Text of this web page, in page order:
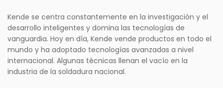
Kende se centra constantemente en la investigación y el
desarrollo inteligentes y domina las tecnologías de
vanguardia. Hoy en día, Kende vende productos en todo el
mundo y ha adoptado tecnologías avanzadas a nivel
internacional. Algunas técnicas llenan el vacío en la
industria de la soldadura nacional.